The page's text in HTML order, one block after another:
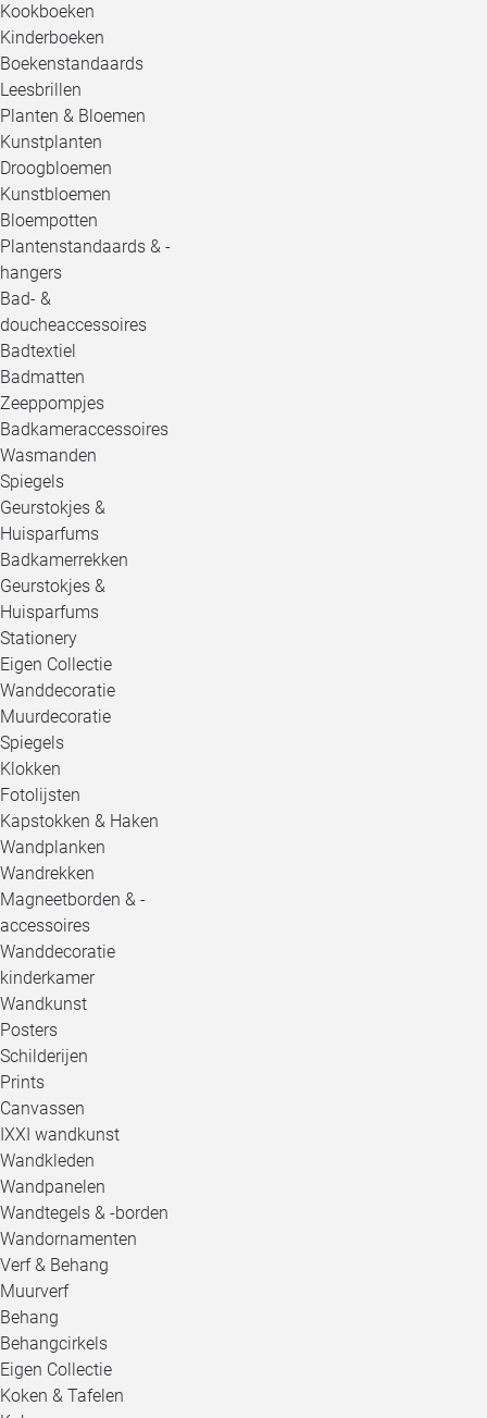
Kookboeken
Kinderboeken
Boekenstandaards
Leesbrillen
Planten & Bloemen
Kunstplanten
Droogbloemen
Kunstbloemen
Bloempotten
Plantenstandaards & -
hangers
Bad- &
doucheaccessoires
Badtextiel
Badmatten
Zeeppompjes
Badkameraccessoires
Wasmanden
Spiegels
Geurstokjes &
Huisparfums
Badkamerrekken
Geurstokjes &
Huisparfums
Stationery
Eigen Collectie
Wanddecoratie
Muurdecoratie
Spiegels
Klokken
Fotolijsten
Kapstokken & Haken
Wandplanken
Wandrekken
Magneetborden & -
accessoires
Wanddecoratie
kinderkamer
Wandkunst
Posters
Schilderijen
Prints
Canvassen
IXXI wandkunst
Wandkleden
Wandpanelen
Wandtegels & -borden
Wandornamenten
Verf & Behang
Muurverf
Behang
Behangcirkels
Eigen Collectie
Koken & Tafelen